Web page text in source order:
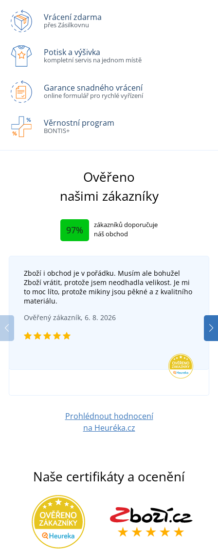
Vrácení zdarma
přes Zásilkovnu
Potisk a výšivka
kompletní servis na jednom místě
Garance snadného vrácení
online formulář pro rychlé vyřízení
Věrnostní program
BONTIS+
Ověřeno
našimi zákazníky
97%
zákazníků doporučuje
náš obchod
Zboží i obchod je v pořádku. Musím ale bohužel
Zboží vrátit, protože jsem neodhadla velikost. Je mi
to moc líto, protože mikiny jsou pěkné a z kvalitního
materiálu.
Ověřený zákazník, 6. 8. 2026
Prohlédnout hodnocení
na Heuréka.cz
Naše certifikáty a ocenění